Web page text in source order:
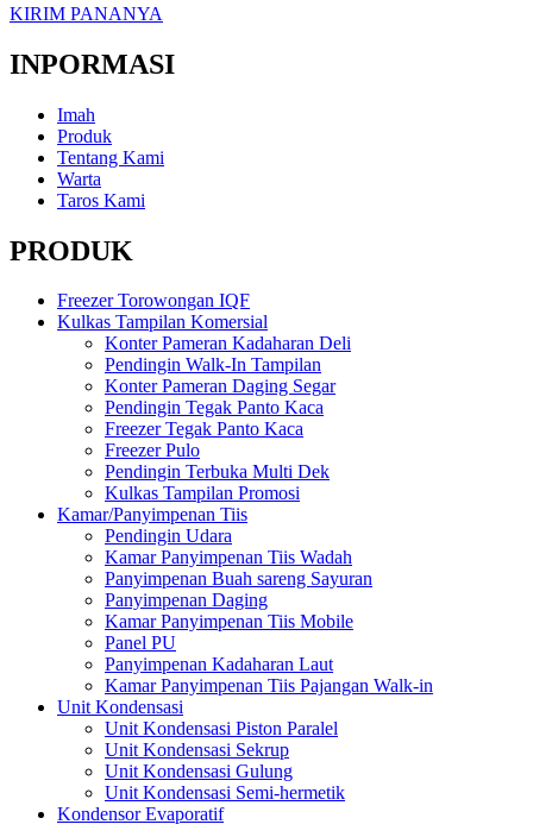
KIRIM PANANYA
INPORMASI
Imah
Produk
Tentang Kami
Warta
Taros Kami
PRODUK
Freezer Torowongan IQF
Kulkas Tampilan Komersial
Konter Pameran Kadaharan Deli
Pendingin Walk-In Tampilan
Konter Pameran Daging Segar
Pendingin Tegak Panto Kaca
Freezer Tegak Panto Kaca
Freezer Pulo
Pendingin Terbuka Multi Dek
Kulkas Tampilan Promosi
Kamar/Panyimpenan Tiis
Pendingin Udara
Kamar Panyimpenan Tiis Wadah
Panyimpenan Buah sareng Sayuran
Panyimpenan Daging
Kamar Panyimpenan Tiis Mobile
Panel PU
Panyimpenan Kadaharan Laut
Kamar Panyimpenan Tiis Pajangan Walk-in
Unit Kondensasi
Unit Kondensasi Piston Paralel
Unit Kondensasi Sekrup
Unit Kondensasi Gulung
Unit Kondensasi Semi-hermetik
Kondensor Evaporatif